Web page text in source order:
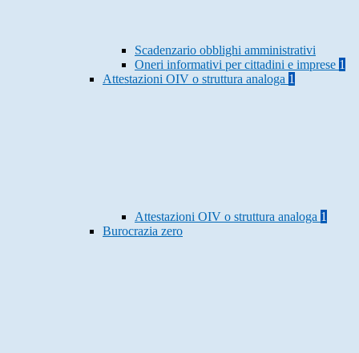
Scadenzario obblighi amministrativi
Oneri informativi per cittadini e imprese 1
Attestazioni OIV o struttura analoga 1
Attestazioni OIV o struttura analoga 1
Burocrazia zero